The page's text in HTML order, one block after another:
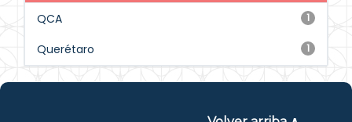
1
QCA
1
Querétaro